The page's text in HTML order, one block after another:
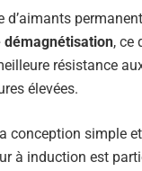
d’aimants
démagnétisation, ce
résistance
élevées.
conception simple
à induction est